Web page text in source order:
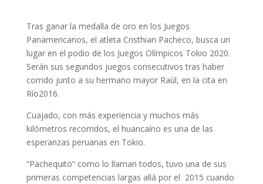
Tras ganar la medalla de oro en los Juegos
Panamericanos, el atleta Cristhian Pacheco, busca un
lugar en el podio de los Juegos Olímpicos Tokio 2020.
Serán sus segundos juegos consecutivos tras haber
corrido junto a su hermano mayor Raúl, en la cita en
Río2016.
Cuajado, con más experiencia y muchos más
kilómetros recorridos, el huancaíno es una de las
esperanzas peruanas en Tokio.
“Pachequito” como lo llaman todos, tuvo una de sus
primeras competencias largas allá por el 2015 cuando